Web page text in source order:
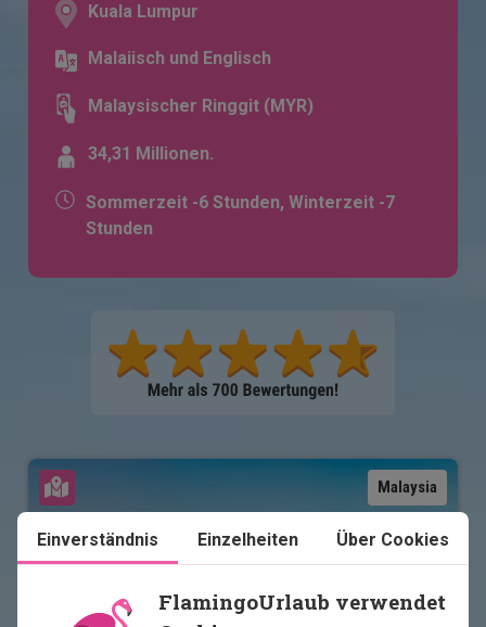
Kuala Lumpur
Malaiisch und Englisch
Malaysischer Ringgit (MYR)
34,31 Millionen.
Sommerzeit -6 Stunden, Winterzeit -7
Stunden
Malaysia
Einverständnis Einzelheiten Über Cookies
FlamingoUrlaub verwendet